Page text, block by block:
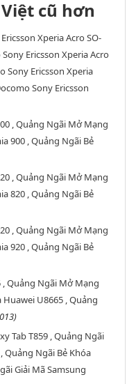
cũ hơn
Xperia Acro SO-
Ericsson Xperia Acro
Sony Ericsson Xperia
Sony Ericsson
, Quảng Ngãi Mở Mạng
900 , Quảng Ngãi Bẻ
, Quảng Ngãi Mở Mạng
820 , Quảng Ngãi Bẻ
, Quảng Ngãi Mở Mạng
920 , Quảng Ngãi Bẻ
Quảng Ngãi Mở Mạng
U8665 , Quảng
Tab T859 , Quảng Ngãi
Quảng Ngãi Bẻ Khóa
Giải Mã Samsung